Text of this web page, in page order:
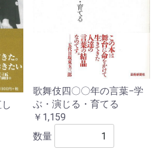
歌舞伎四〇〇年の言葉−学
ぶ・演じる・育てる
￥1,159
数量